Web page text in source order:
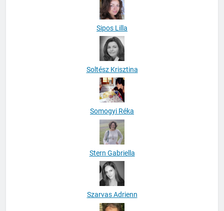
Sipos Lilla
Soltész Krisztina
Somogyi Réka
Stern Gabriella
Szarvas Adrienn